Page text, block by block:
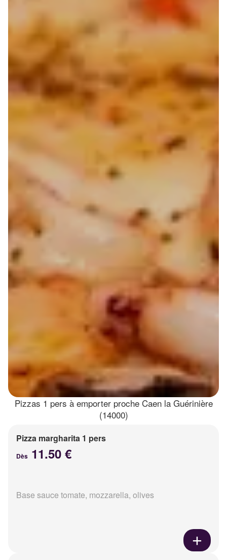
Pizzas 1 pers à emporter proche Caen la Guérinière
(14000)
Pizza margharita 1 pers
Dès 11.50 €
Base sauce tomate, mozzarella, olives